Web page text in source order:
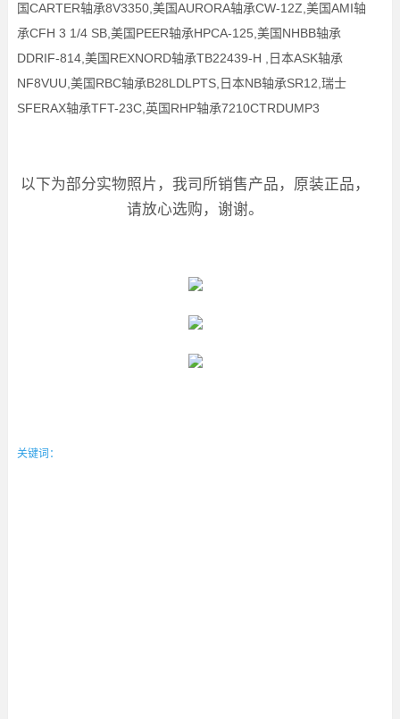
国CARTER轴承8V3350,美国AURORA轴承CW-12Z,美国AMI轴
承CFH 3 1/4 SB,美国PEER轴承HPCA-125,美国NHBB轴承
DDRIF-814,美国REXNORD轴承TB22439-H ,日本ASK轴承
NF8VUU,美国RBC轴承B28LDLPTS,日本NB轴承SR12,瑞士
SFERAX轴承TFT-23C,英国RHP轴承7210CTRDUMP3
以下为部分实物照片，我司所销售产品，原装正品，
请放心选购，谢谢。
关键词：